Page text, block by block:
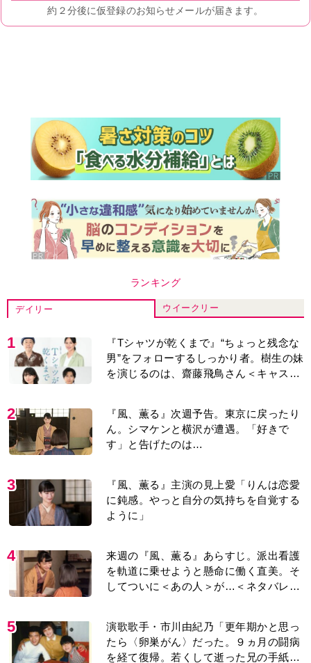
ランキング
デイリー ウイークリー
1
『Tシャツが乾くまで』“ちょっと残念な
男”をフォローするしっかり者。樹生の妹
を演じるのは、齋藤飛鳥さん＜キャスト
2
『風、薫る』次週予告。東京に戻ったり
ん。シマケンと横沢が遭遇。「好きで
す」と告げたのは…
3
『風、薫る』主演の見上愛「りんは恋愛
に鈍感。やっと自分の気持ちを自覚する
ように」
4
来週の『風、薫る』あらすじ。派出看護
を軌道に乗せようと懸命に働く直美。そ
してついに＜あの人＞が…＜ネタバレあ
5
演歌歌手・市川由紀乃「更年期かと思っ
たら〈卵巣がん〉だった。９ヵ月の闘病
を経て復帰。若くして逝った兄の手紙を